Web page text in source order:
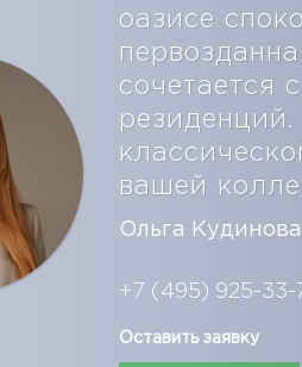
оазисе
сочетается
вашей
Ольга Кудинова
+7 (495) 925-33-
Оставить заявку